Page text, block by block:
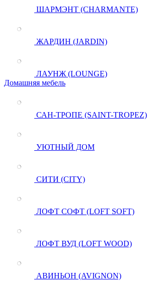
ШАРМЭНТ (CHARMANTE)
ЖАРДИН (JARDIN)
ЛАУНЖ (LOUNGE)
Домашняя мебель
САН-ТРОПЕ (SAINT-TROPEZ)
УЮТНЫЙ ДОМ
СИТИ (CITY)
ЛОФТ СОФТ (LOFT SOFT)
ЛОФТ ВУД (LOFT WOOD)
АВИНЬОН (AVIGNON)